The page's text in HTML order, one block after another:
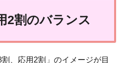
2割のバランス
、応用2割」のイメージが目